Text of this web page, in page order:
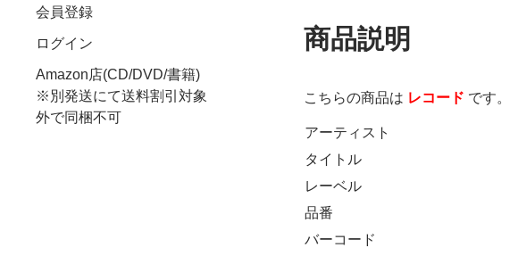
会員登録
ログイン
Amazon店(CD/DVD/書籍)
※別発送にて送料割引対象
外で同梱不可
商品説明
こちらの商品は レコード です。
アーティスト
タイトル
レーベル
品番
バーコード